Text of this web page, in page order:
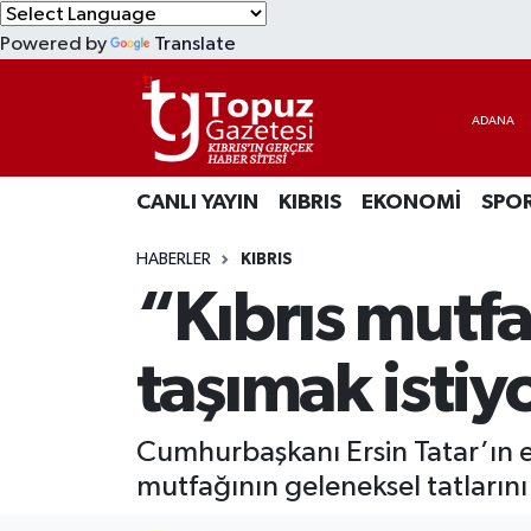
Powered by Translate
CANLI YAYIN KIBRIS EKONOMİ
HABERLER KIBRIS
“Kıbrıs
taşımak
Cumhurbaşkanı Ersin
mutfağının geleneksel
EKONOMİ
MAGAZİN
TEKNOLOJİ
Lefkoşa Nöbetçi Eczaneler
Lefkoşa Hava Durumu
Lefkoşa Trafik Yoğunluk Haritası
Süper Lig Puan Durumu ve Fikstür
Tüm Manşetler
Son Dakika Haberleri
Haber Arşivi